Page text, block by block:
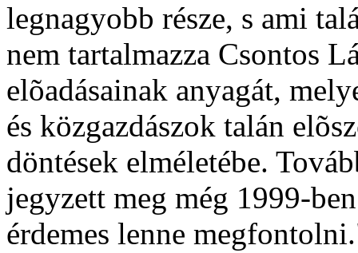
legnagyobb része, s ami
nem tartalmazza Csontos
elõadásainak anyagát,
és közgazdászok talán
döntések elméletébe.
jegyzett meg még 1999-
érdemes lenne